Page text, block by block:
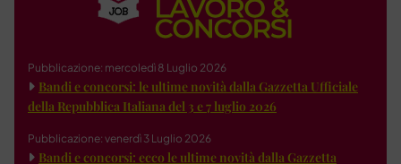
Pubblicazione: mercoledì 8 Luglio 2026
Bandi e concorsi: le ultime novità dalla Gazzetta Ufficiale
della Repubblica Italiana del 3 e 7 luglio 2026
Pubblicazione: venerdì 3 Luglio 2026
Bandi e concorsi: ecco le ultime novità dalla Gazzetta